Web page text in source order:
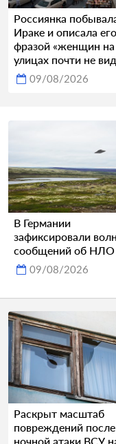
Россиянка
Ираке и описала его
фразой «женщин на
улицах почти не
09/08/2026
В Германии
зафиксировали
сообщений об НЛО
09/08/2026
Раскрыт масштаб
повреждений после
ночной атаки ВСУ